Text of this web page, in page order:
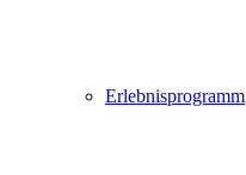
Erlebnisprogramm